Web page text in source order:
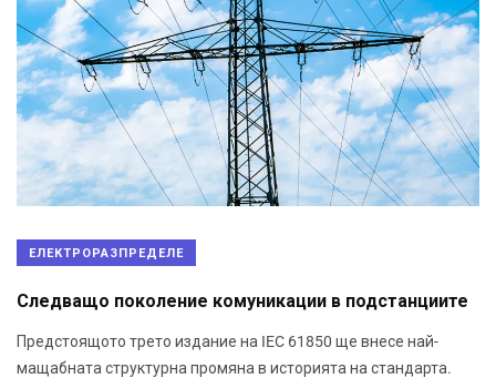
ЕЛЕКТРОРАЗПРЕДЕЛЕ
Следващо поколение комуникации в подстанциите
Предстоящото трето издание на IEC 61850 ще внесе най-
мащабната структурна промяна в историята на стандарта.